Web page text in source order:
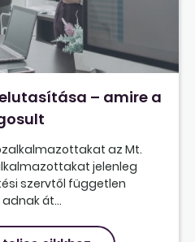
– amire a
az Mt.
jelenleg
szervtől független
át...